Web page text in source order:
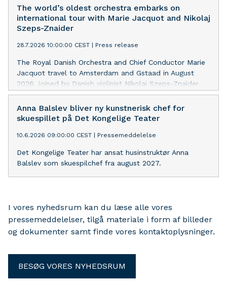
Amsterdam og Menuhin Festivalen i Gstaad.
The world’s oldest orchestra embarks on
international tour with Marie Jacquot and Nikolaj
Szeps-Znaider
28.7.2026 10:00:00 CEST | Press release
The Royal Danish Orchestra and Chief Conductor Marie
Jacquot travel to Amsterdam and Gstaad in August
2026, joined by Danish violinist Nikolaj Szeps-Znaider
for concerts at the Concertgebouw and Menuhin
Festival Gstaad.
Anna Balslev bliver ny kunstnerisk chef for
skuespillet på Det Kongelige Teater
10.6.2026 09:00:00 CEST | Pressemeddelelse
Det Kongelige Teater har ansat husinstruktør Anna
Balslev som skuespilchef fra august 2027.
I vores nyhedsrum kan du læse alle vores
pressemeddelelser, tilgå materiale i form af billeder
og dokumenter samt finde vores kontaktoplysninger.
BESØG VORES NYHEDSRUM